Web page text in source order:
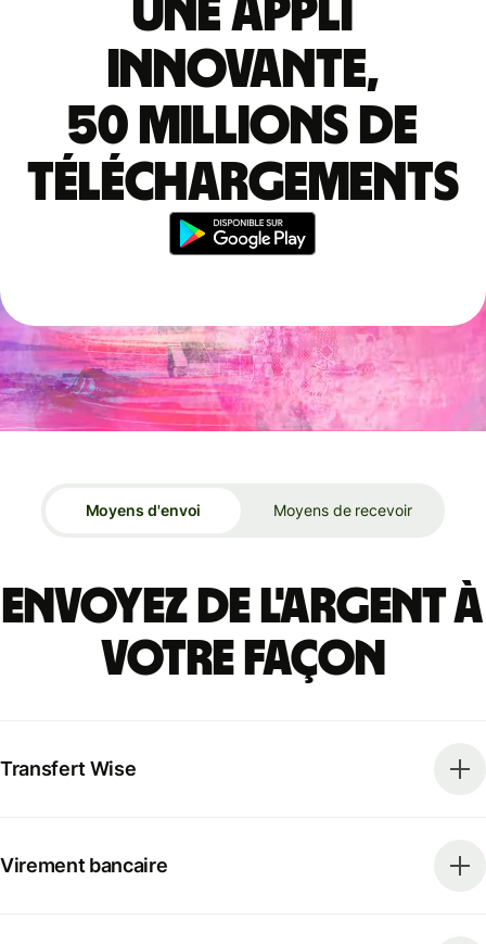
Une appli
innovante,
50 millions de
téléchargements
Moyens d'envoi Moyens de recevoir
Envoyez de l'argent à
votre façon
Transfert Wise
Virement bancaire